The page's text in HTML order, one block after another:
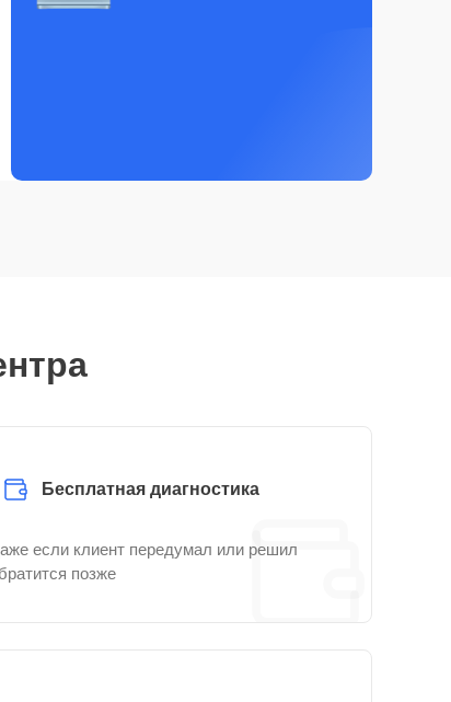
Бесплатная диагностика
если клиент передумал или решил
позже